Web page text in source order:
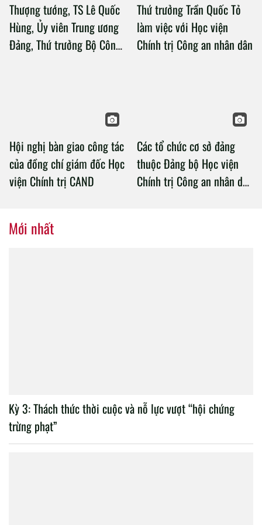
Thượng tướng, TS Lê Quốc
Hùng, Ủy viên Trung ương
Đảng, Thứ trưởng Bộ Công
Thứ trưởng Trần Quốc Tỏ
làm việc với Học viện
Chính trị Công an nhân dân
Hội nghị bàn giao công tác
của đồng chí giám đốc Học
viện Chính trị CAND
Các tổ chức cơ sở đảng
thuộc Đảng bộ Học viện
Chính trị Công an nhân dân
Mới nhất
Kỳ 3: Thách thức thời cuộc và nỗ lực vượt “hội chứng
trừng phạt”